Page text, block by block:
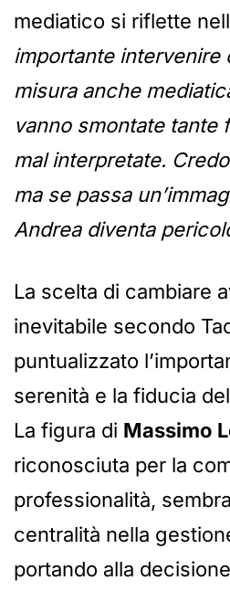
mediatico si riflette
importante intervenire
misura anche
vanno smontate tante
mal interpretate.
ma se passa
Andrea diventa
La scelta di cambiare
inevitabile secondo
puntualizzato
serenità e la fiducia
La figura di Massimo
riconosciuta per la
professionalità,
centralità nella
portando alla